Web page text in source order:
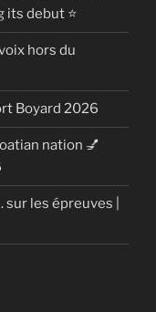
its debut ⭐
hors du
Boyard 2026
nation 💅
les épreuves |